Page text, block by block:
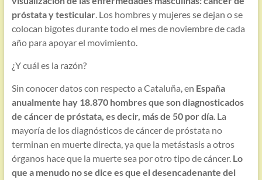
próstata y testicular. Los hombres y mujeres se dejan o se
colocan bigotes durante todo el mes de noviembre de cada
año para apoyar el movimiento.
¿Y cuál es la razón?
Sin conocer datos con respecto a Cataluña, en España
anualmente hay 18.870 hombres que son diagnosticados
de cáncer de próstata, es decir, más de 50 por día. La
mayoría de los diagnósticos de cáncer de próstata no
terminan en muerte directa, ya que la metástasis a otros
órganos hace que la muerte sea por otro tipo de cáncer.Lo
que a menudo no se dice es que el desencadenante del